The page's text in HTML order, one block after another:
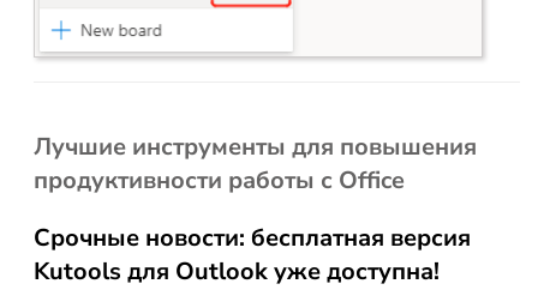
Лучшие инструменты для повышения
продуктивности работы с Office
Срочные новости: бесплатная версия
Kutools для Outlook уже доступна!